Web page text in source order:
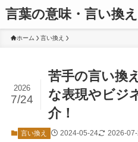
言葉の意味・言い換
ホーム 言い換え
苦手の言い換
な表現やビジ
介！
2026
7/24
言い換え 2024-05-24 2026-